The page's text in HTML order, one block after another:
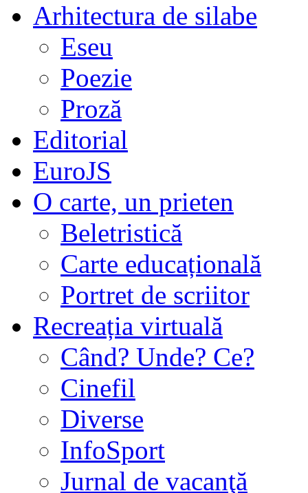
Arhitectura de silabe
Eseu
Poezie
Proză
Editorial
EuroJS
O carte, un prieten
Beletristică
Carte educațională
Portret de scriitor
Recreația virtuală
Când? Unde? Ce?
Cinefil
Diverse
InfoSport
Jurnal de vacanţă